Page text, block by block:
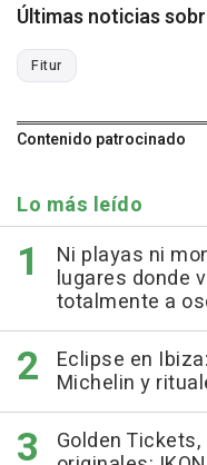
Últimas noticias
Fitur
Contenido patrocinado
Lo más leído
Ni playas ni
lugares donde
totalmente a
Eclipse en
Michelin y
Golden